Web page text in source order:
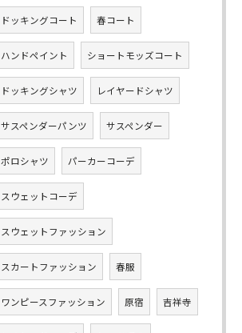
ドッキングコート 春コート
ハンドペイント ショートモッズコート
ドッキングシャツ レイヤードシャツ
サスペンダーパンツ サスペンダー
ポロシャツ パーカーコーデ
スウェットコーデ
スウェットファッション
スカートファッション 春服
ワンピースファッション 原宿 吉祥寺